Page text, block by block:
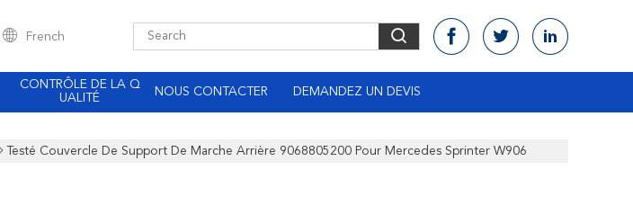
French
CONTRÔLE DE LA Q
UALITÉ
NOUS CONTACTER DEMANDEZ UN DEVIS
Testé Couvercle De Support De Marche Arrière 9068805200 Pour Mercedes Sprinter W906